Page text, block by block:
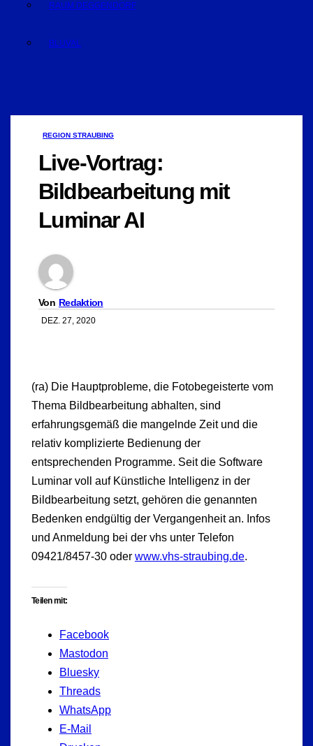
RAUM DEGGENDORF
BLUVAL
REGION STRAUBING
Live-Vortrag:
Bildbearbeitung mit
Luminar AI
Von Redaktion
DEZ. 27, 2020
(ra) Die Hauptprobleme, die Fotobegeisterte vom
Thema Bildbearbeitung abhalten, sind
erfahrungsgemäß die mangelnde Zeit und die
relativ komplizierte Bedienung der
entsprechenden Programme. Seit die Software
Luminar voll auf Künstliche Intelligenz in der
Bildbearbeitung setzt, gehören die genannten
Bedenken endgültig der Vergangenheit an. Infos
und Anmeldung bei der vhs unter Telefon
09421/8457-30 oder www.vhs-straubing.de.
Teilen mit:
Facebook
Mastodon
Bluesky
Threads
WhatsApp
E-Mail